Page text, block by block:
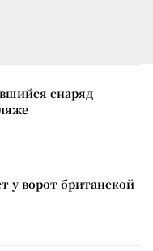
снаряд
у ворот британской